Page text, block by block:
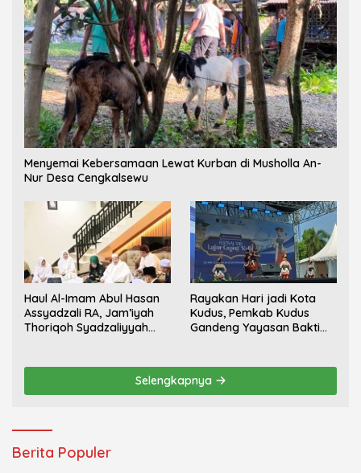
Menyemai Kebersamaan Lewat Kurban di Musholla An-
Nur Desa Cengkalsewu
Haul Al-Imam Abul Hasan
Assyadzali RA, Jam’iyah
Thoriqoh Syadzaliyyah
Rayakan Hari jadi Kota
Kudus, Pemkab Kudus
Gandeng Yayasan Bakti
Selengkapnya
Berita Populer